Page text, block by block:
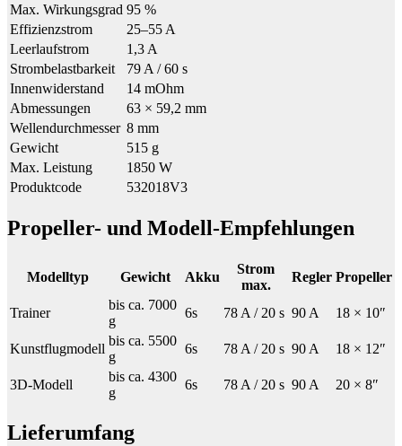
Max. Wirkungsgrad 95 %
Effizienzstrom
25–55 A
Leerlaufstrom
1,3 A
Strombelastbarkeit
79 A / 60 s
Innenwiderstand
14 mOhm
Abmessungen
63 × 59,2 mm
Wellendurchmesser 8 mm
Gewicht
515 g
Max. Leistung
1850 W
Produktcode
532018V3
Propeller- und Modell-Empfehlungen
Modelltyp Gewicht Akku
Strom
max.
Regler Propeller
Trainer
bis ca. 7000
g
6s 78 A / 20 s 90 A 18 × 10″
Kunstflugmodell
bis ca. 5500
g
6s 78 A / 20 s 90 A 18 × 12″
3D-Modell
bis ca. 4300
g
6s 78 A / 20 s 90 A 20 × 8″
Lieferumfang